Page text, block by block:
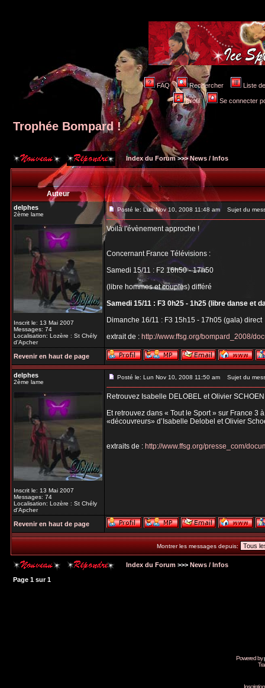
FAQ Rechercher Liste
Profil Se connecter
Trophée Bompard !
Index du Forum>>>News / Infos
Auteur
delphes
2ème lame
Inscrit le: 13 Mai 2007
Messages: 74
Localisation: Lozère : St Chély
d'Apcher
Posté le: Lun Nov 10, 2008 11:48 am Sujet du
Voilà l'évènement approche !
Concernant France Télévisions :
Samedi 15/11 : F2 16h50 - 17h50
(libre hommes et couples) différé
Samedi 15/11 : F3 0h25 - 1h25 (libre danse et
Dimanche 16/11 : F3 15h15 - 17h05 (gala) direct
extrait de :http://www.ffsg.org/bompard_2008/
Revenir en haut de page
delphes
2ème lame
Inscrit le: 13 Mai 2007
Messages: 74
Localisation: Lozère : St Chély
d'Apcher
Posté le: Lun Nov 10, 2008 11:50 am Sujet du
Retrouvez Isabelle DELOBEL et Olivier
Et retrouvez dans « Tout le Sport » sur France 3
«découvreurs» d’Isabelle Delobel et Olivier
extraits de :http://www.ffsg.org/presse_com/
Revenir en haut de page
Montrer les messages depuis:
Index du Forum >>> News / Infos
Page 1 sur1
Powered by